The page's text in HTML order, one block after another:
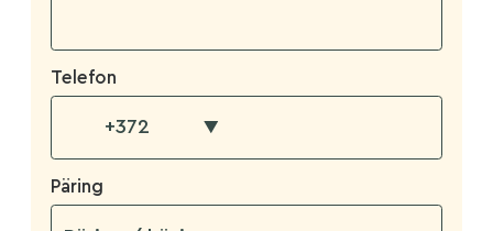
Telefon
▼
Päring